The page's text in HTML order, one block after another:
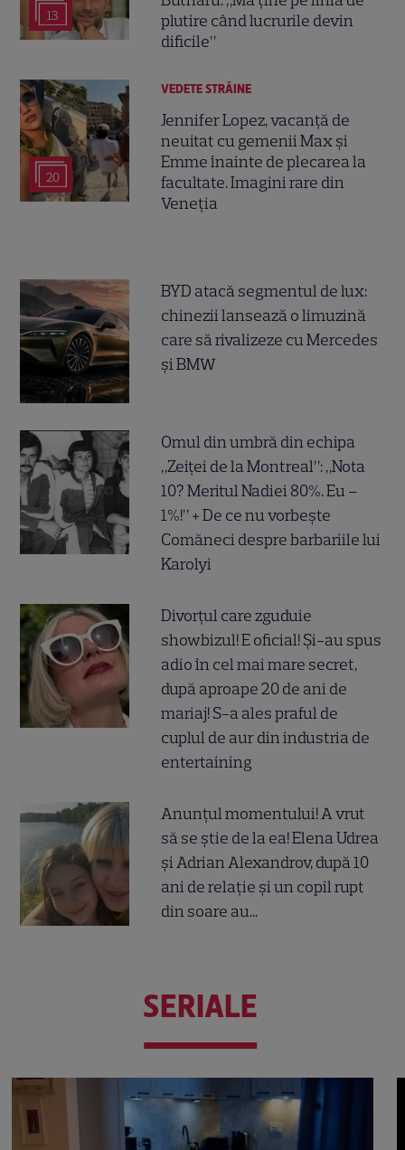
13
plutire când lucrurile devin
dificile”
20
VEDETE STRĂINE
Jennifer Lopez, vacanță de
neuitat cu gemenii Max și
Emme înainte de plecarea la
facultate. Imagini rare din
Veneția
BYD atacă segmentul de lux:
chinezii lansează o limuzină
care să rivalizeze cu Mercedes
și BMW
Omul din umbră din echipa
„Zeiței de la Montreal”: „Nota
10? Meritul Nadiei 80%. Eu –
1%!” + De ce nu vorbește
Comăneci despre barbariile lui
Karolyi
Divorțul care zguduie
showbizul! E oficial! Și-au spus
adio în cel mai mare secret,
după aproape 20 de ani de
mariaj! S-a ales praful de
cuplul de aur din industria de
entertaining
Anunțul momentului! A vrut
să se știe de la ea! Elena Udrea
și Adrian Alexandrov, după 10
ani de relație și un copil rupt
din soare au...
SERIALE